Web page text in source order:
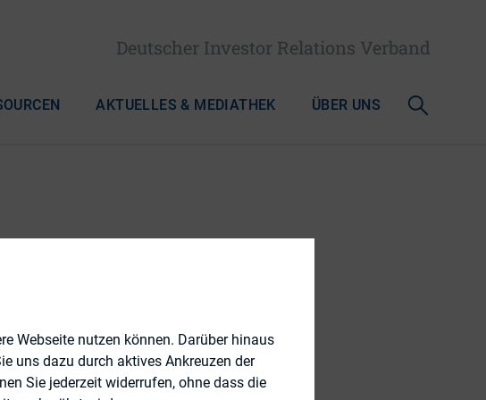
Deutscher Investor Relations Verband
AKTUELLES & MEDIATHEK ÜBER UNS
2005
Webseite nutzen können. Darüber hinaus
uns dazu durch aktives Ankreuzen der
Sie jederzeit widerrufen, ohne dass die